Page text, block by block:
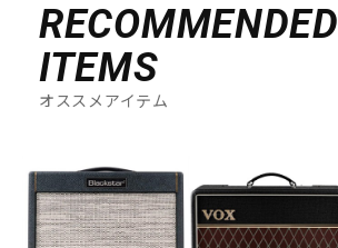
RECOMMENDED
ITEMS
オススメアイテム